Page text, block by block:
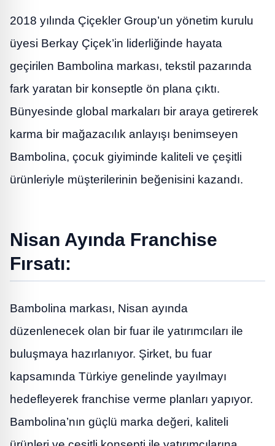
2018 yılında Çiçekler Group’un yönetim kurulu
üyesi Berkay Çiçek’in liderliğinde hayata
geçirilen Bambolina markası, tekstil pazarında
fark yaratan bir konseptle ön plana çıktı.
Bünyesinde global markaları bir araya getirerek
karma bir mağazacılık anlayışı benimseyen
Bambolina, çocuk giyiminde kaliteli ve çeşitli
ürünleriyle müşterilerinin beğenisini kazandı.
Nisan Ayında Franchise
Fırsatı:
Bambolina markası, Nisan ayında
düzenlenecek olan bir fuar ile yatırımcıları ile
buluşmaya hazırlanıyor. Şirket, bu fuar
kapsamında Türkiye genelinde yayılmayı
hedefleyerek franchise verme planları yapıyor.
Bambolina’nın güçlü marka değeri, kaliteli